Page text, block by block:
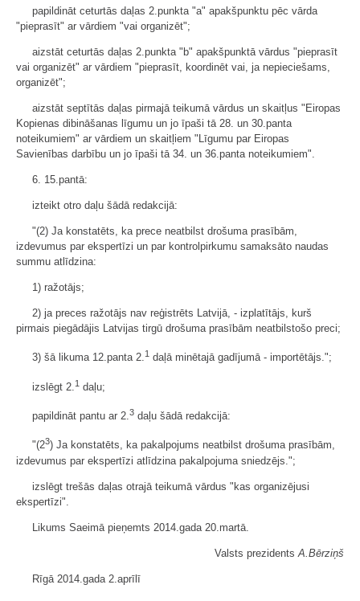
papildināt ceturtās daļas 2.punkta "a" apakšpunktu pēc vārda
"pieprasīt" ar vārdiem "vai organizēt";
aizstāt ceturtās daļas 2.punkta "b" apakšpunktā vārdus "pieprasīt
vai organizēt" ar vārdiem "pieprasīt, koordinēt vai, ja nepieciešams,
organizēt";
aizstāt septītās daļas pirmajā teikumā vārdus un skaitļus "Eiropas
Kopienas dibināšanas līgumu un jo īpaši tā 28. un 30.panta
noteikumiem" ar vārdiem un skaitļiem "Līgumu par Eiropas
Savienības darbību un jo īpaši tā 34. un 36.panta noteikumiem".
6. 15.pantā:
izteikt otro daļu šādā redakcijā:
"(2) Ja konstatēts, ka prece neatbilst drošuma prasībām,
izdevumus par ekspertīzi un par kontrolpirkumu samaksāto naudas
summu atlīdzina:
1) ražotājs;
2) ja preces ražotājs nav reģistrēts Latvijā, - izplatītājs, kurš
pirmais piegādājis Latvijas tirgū drošuma prasībām neatbilstošo preci;
3) šā likuma 12.panta 2.1 daļā minētajā gadījumā - importētājs.";
izslēgt 2. 1 daļu;
papildināt pantu ar 2.3 daļu šādā redakcijā:
"(23) Ja konstatēts, ka pakalpojums neatbilst drošuma prasībām,
izdevumus par ekspertīzi atlīdzina pakalpojuma sniedzējs.";
izslēgt trešās daļas otrajā teikumā vārdus "kas organizējusi
ekspertīzi".
Likums Saeimā pieņemts 2014.gada 20.martā.
Valsts prezidents A.Bērziņš
Rīgā 2014.gada 2.aprīlī